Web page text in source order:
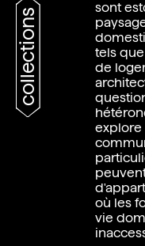
collections
sont
tels
de
explore
où les
vie